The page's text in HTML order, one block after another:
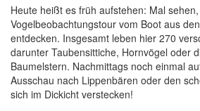
Heute heißt es früh aufstehen: Mal
Vogelbeobachtungstour vom Boot aus
entdecken. Insgesamt leben hier 270
darunter Taubensittiche, Hornvögel oder
Baumelstern. Nachmittags noch einmal
Ausschau nach Lippenbären oder den
sich im Dickicht verstecken!